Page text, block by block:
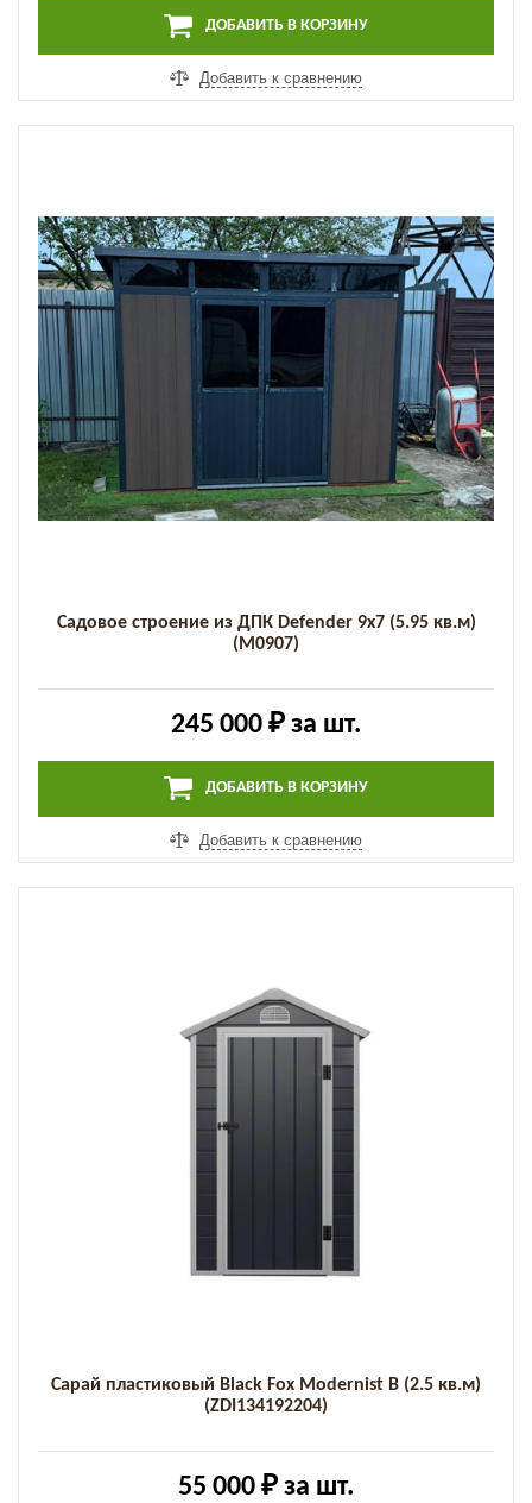
ДОБАВИТЬ В КОРЗИНУ
Добавить к сравнению
Садовое строение из ДПК Defender 9х7 (5.95 кв.м)
(M0907)
245 000 ₽ за шт.
ДОБАВИТЬ В КОРЗИНУ
Добавить к сравнению
Сарай пластиковый Black Fox Modernist B (2.5 кв.м)
(ZDI134192204)
55 000 ₽ за шт.